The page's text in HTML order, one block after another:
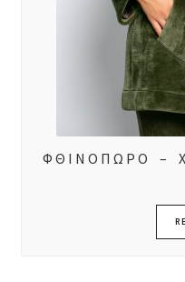
ΦΘΙΝΟΠΩΡΟ –